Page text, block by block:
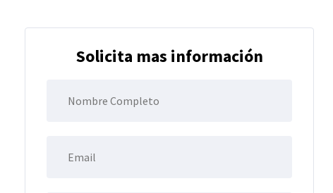
Solicita mas información